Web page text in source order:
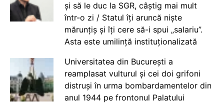
și să le duc la SGR, câștig mai mult
într-o zi / Statul îți aruncă niște
mărunțiș și îți cere să-i spui „salariu”.
Asta este umilință instituționalizată
Universitatea din București a
reamplasat vulturul și cei doi grifoni
distruși în urma bombardamentelor din
anul 1944 pe frontonul Palatului